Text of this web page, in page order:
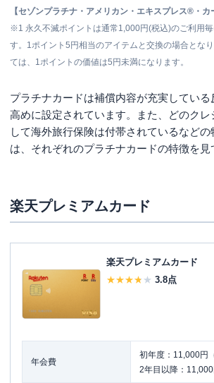
【セゾンプラチナ・アメリカン・エキスプレス®・カ
※1 永久不滅ポイントは通常1,000円(税込)のご利用
す。1ポイント5円相当のアイテムと交換の場合とな
ては、1ポイントの価値は5円未満になります。
プラチナカードは補償内容が充実してい
高めに設定されています。また、どのクレ
して海外旅行保険は付帯されているなど
は、それぞれのプラチナカードの特徴を見
楽天プレミアムカード
楽天プレミアムカード
3.8点
年会費
初年度：11,000円
2年目以降：11,000